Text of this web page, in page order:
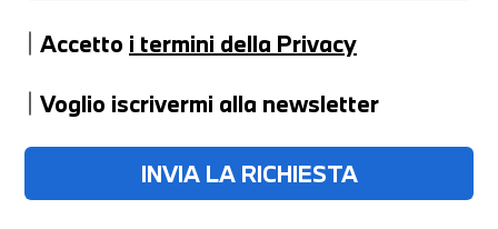
Accetto i termini della Privacy
Voglio iscrivermi alla newsletter